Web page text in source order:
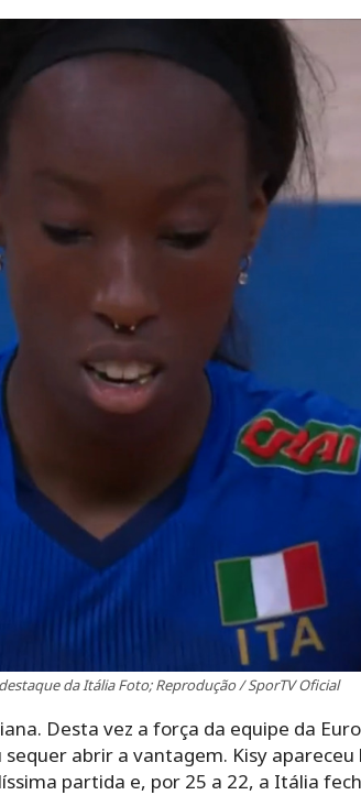
da Itália Foto; Reprodução / SporTV Oficial
Desta vez a força da equipe da
abrir a vantagem. Kisy
partida e, por 25 a 22, a Itália